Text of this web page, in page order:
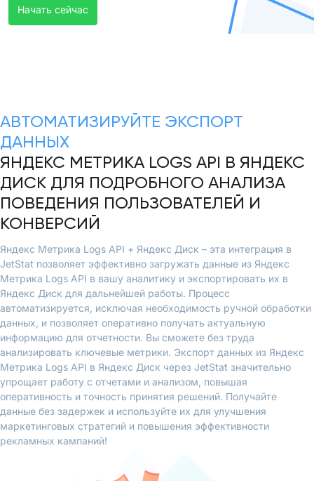
Начать сейчас
АВТОМАТИЗИРУЙТЕ ЭКСПОРТ
ДАННЫХ
ЯНДЕКС МЕТРИКА LOGS API В ЯНДЕКС
ДИСК ДЛЯ ПОДРОБНОГО АНАЛИЗА
ПОВЕДЕНИЯ ПОЛЬЗОВАТЕЛЕЙ И
КОНВЕРСИЙ
Яндекс Метрика Logs API + Яндекс Диск – эта интеграция в
JetStat позволяет эффективно загружать данные из Яндекс
Метрика Logs API в вашу аналитику и экспортировать их в
Яндекс Диск для дальнейшей работы. Процесс
автоматизируется, исключая необходимость ручной обработки
данных, и позволяет оперативно получать актуальную
информацию для отчетности. Вы сможете без труда
анализировать ключевые метрики. Экспорт данных из Яндекс
Метрика Logs API в Яндекс Диск через JetStat значительно
упрощает работу с отчетами и анализом, повышая
оперативность и точность принятия решений. Получайте
данные без задержек и используйте их для улучшения
маркетинговых стратегий и повышения эффективности
рекламных кампаний!